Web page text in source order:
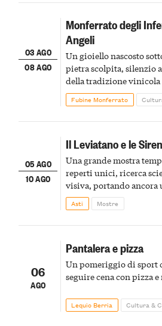
03 AGO
08 AGO
Monferrato degli
Angeli
Un gioiello nascosto
pietra scolpita, silenzio
della tradizione
Fubine Monferrato
05 AGO
10 AGO
Il Leviatano e le
Una grande mostra
reperti unici, ricerca
visiva, portando ancora
della scena le meraviglie
Asti Mostre
06
AGO
Pantalera e pizza
Un pomeriggio di sport
seguire cena con pizza e
Lequio Berria Cultura &